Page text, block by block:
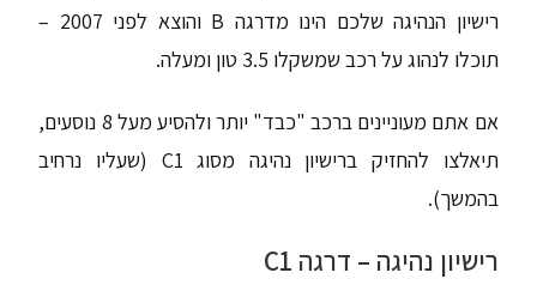
רישיון הנהיגה שלכם הינו מדרגה B והוצא לפני 2007 –
תוכלו לנהוג על רכב שמשקלו 3.5 טון ומעלה.
אם אתם מעוניינים ברכב "כבד" יותר ולהסיע מעל 8 נוסעים,
תיאלצו להחזיק ברישיון נהיגה מסוג C1 (שעליו נרחיב
בהמשך).
רישיון נהיגה – דרגה C1